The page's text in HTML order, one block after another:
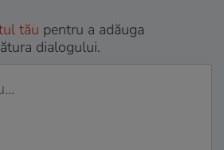
tău pentru a adăuga
dialogului.